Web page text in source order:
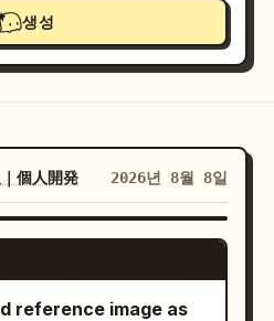
생성
個人開発 2026년 8월 8일
GPT IMAGE 2
reference image as